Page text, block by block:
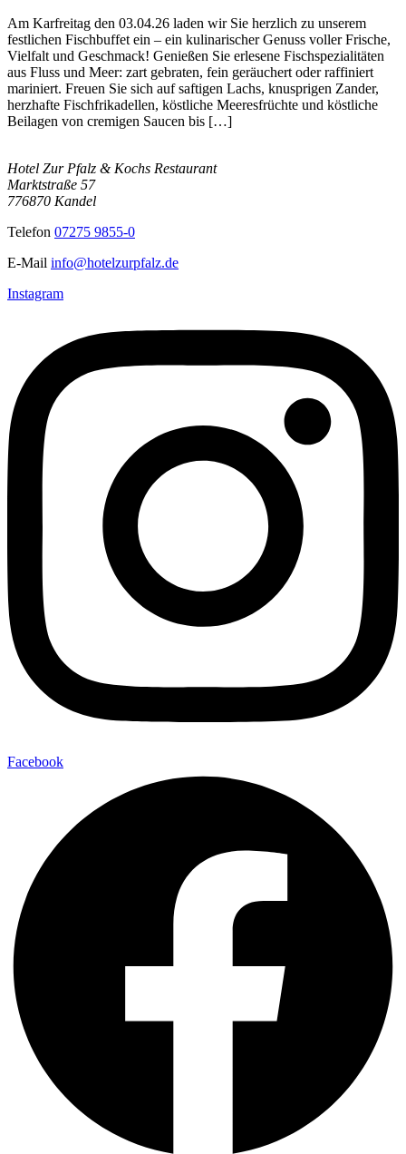
Am Karfreitag den 03.04.26 laden wir Sie herzlich zu unserem
festlichen Fischbuffet ein – ein kulinarischer Genuss voller Frische,
Vielfalt und Geschmack! Genießen Sie erlesene Fischspezialitäten
aus Fluss und Meer: zart gebraten, fein geräuchert oder raffiniert
mariniert. Freuen Sie sich auf saftigen Lachs, knusprigen Zander,
herzhafte Fischfrikadellen, köstliche Meeresfrüchte und köstliche
Beilagen von cremigen Saucen bis […]
Hotel Zur Pfalz & Kochs Restaurant
Marktstraße 57
776870 Kandel
Telefon 07275 9855-0
E-Mail info@hotelzurpfalz.de
Instagram
Facebook